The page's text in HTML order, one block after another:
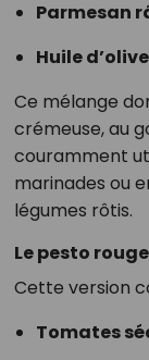
Parmesan
Huile
Ce mélange
crémeuse, au
couramment
marinades ou
légumes rôtis.
Le pesto
Cette version
Tomates